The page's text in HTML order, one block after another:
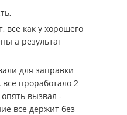
все как у хорошего
а результат
для заправки
проработало 2
вызвал -
все держит без